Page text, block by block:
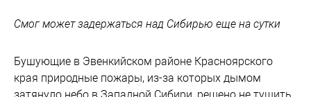
Смог может задержаться над Сибирью еще на сутки
Бушующие в Эвенкийском районе Красноярского
края природные пожары, из-за которых дымом